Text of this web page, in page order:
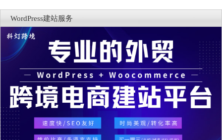
WordPress建站服务